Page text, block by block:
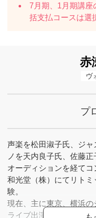
7月期、1月期講座
括支払コースは選
赤
ヴ
プ
声楽を松田淑子氏、ジ
ノを天内良子氏、佐藤正
オーディションを経てコ
和光堂（株）にてリト
験。
現在、主に東京、横浜
ライブ出演中。